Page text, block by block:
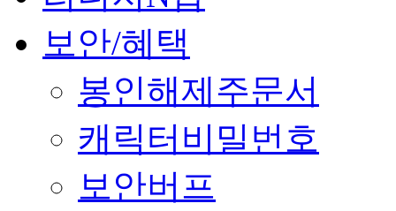
보안/혜택
봉인해제주문서
캐릭터비밀번호
보안버프